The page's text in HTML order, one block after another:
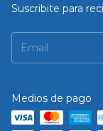
Suscribite para
Medios de pago